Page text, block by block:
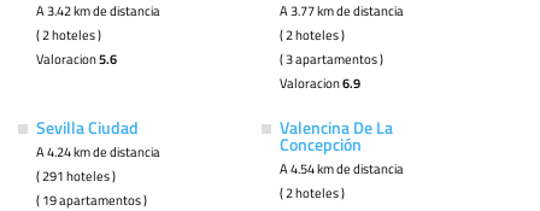
A 3.42 km de distancia
( 2 hoteles )
Valoracion5.6
A 3.77 km de distancia
( 2 hoteles )
( 3 apartamentos )
Valoracion6.9
Sevilla Ciudad
A 4.24 km de distancia
( 291 hoteles )
( 19 apartamentos )
Valencina De La
Concepción
A 4.54 km de distancia
( 2 hoteles )